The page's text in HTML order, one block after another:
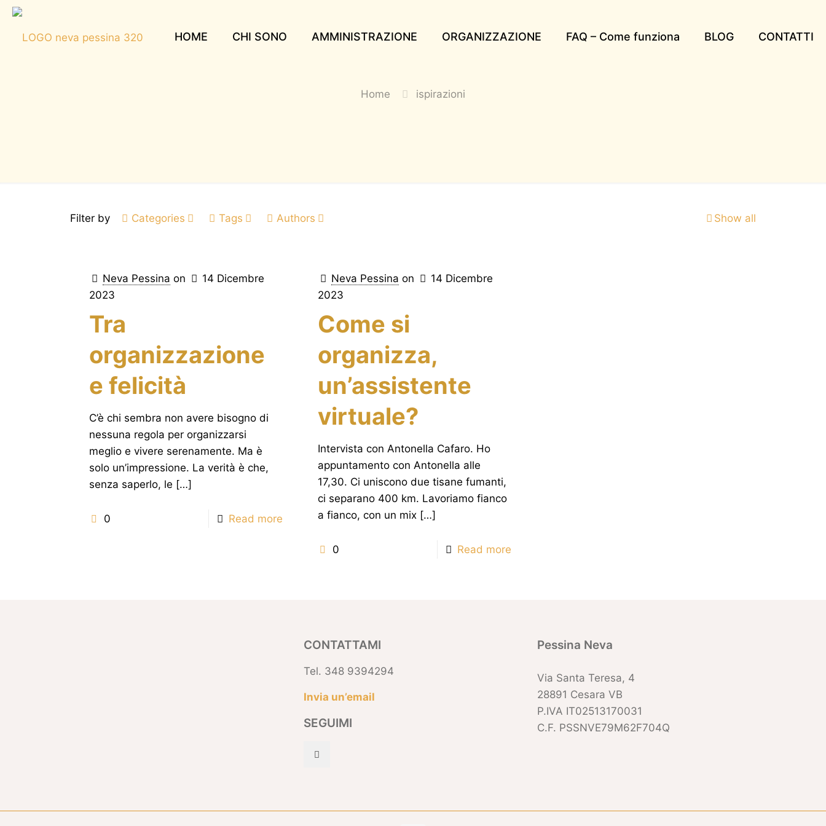
HOME CHI SONO AMMINISTRAZIONE ORGANIZZAZIONE FAQ – Come funziona BLOG CONTATTI
Home ispirazioni
Filter by Categories Tags Authors Show all
Neva Pessina on
14 Dicembre
2023
Tra
organizzazione
e felicità
C’è chi sembra non avere bisogno di
nessuna regola per organizzarsi
meglio e vivere serenamente. Ma è
solo un’impressione. La verità è che,
senza saperlo, le […]
0 Read more
Neva Pessina on
14 Dicembre
2023
Come si
organizza,
un’assistente
virtuale?
Intervista con Antonella Cafaro. Ho
appuntamento con Antonella alle
17,30. Ci uniscono due tisane fumanti,
ci separano 400 km. Lavoriamo fianco
a fianco, con un mix […]
0 Read more
CONTATTAMI
Tel. 348 9394294
Invia un’email
SEGUIMI
Pessina Neva
Via Santa Teresa, 4
28891 Cesara VB
P.IVA IT02513170031
C.F. PSSNVE79M62F704Q